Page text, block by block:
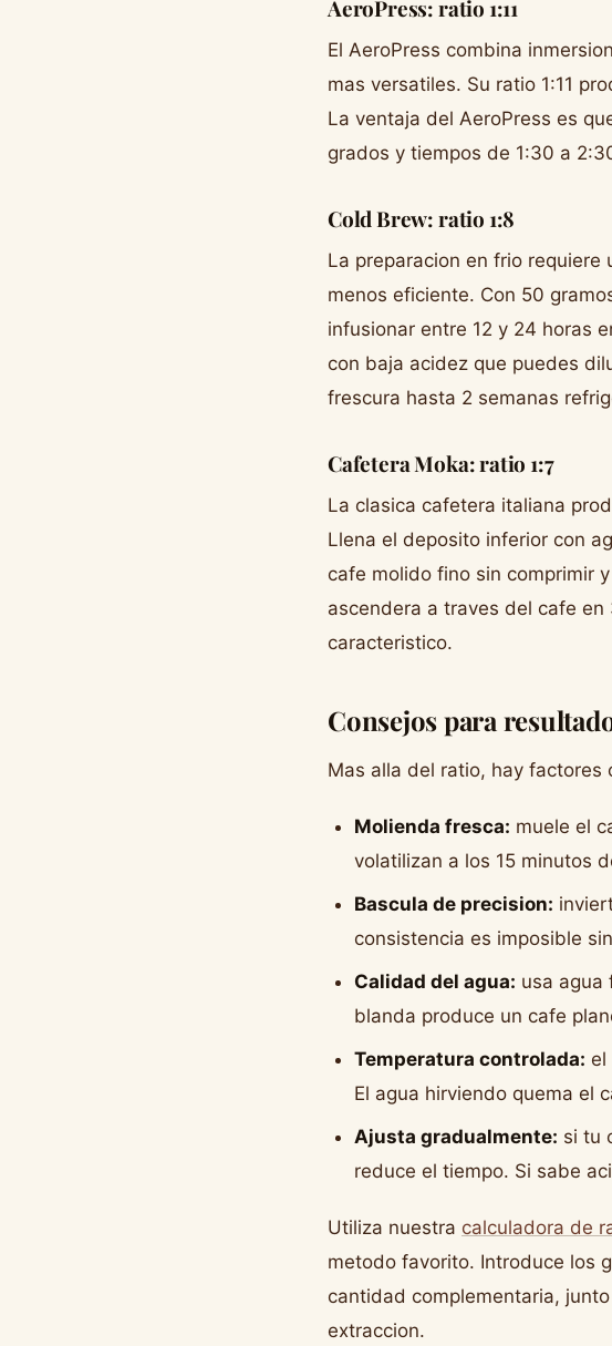
AeroPress: ratio 1:11
El AeroPress combina
mas versatiles. Su ratio 1:11
La ventaja del AeroPress es
grados y tiempos de 1:30 a
Cold Brew: ratio 1:8
La preparacion en frio
menos eficiente. Con 50
infusionar entre 12 y 24 horas
con baja acidez que puedes
frescura hasta 2 semanas
Cafetera Moka: ratio 1:7
La clasica cafetera italiana
Llena el deposito inferior con
cafe molido fino sin comprimir
ascendera a traves del cafe
caracteristico.
Consejos para
Mas alla del ratio, hay factores
Molienda fresca: muele el
volatilizan a los 15 minutos
Bascula de precision:
consistencia es imposible
Calidad del agua: usa agua
blanda produce un cafe
Temperatura controlada: el
El agua hirviendo quema el
Ajusta gradualmente: si tu
reduce el tiempo. Si sabe
Utiliza nuestra calculadora de
metodo favorito. Introduce los
cantidad complementaria,
extraccion.